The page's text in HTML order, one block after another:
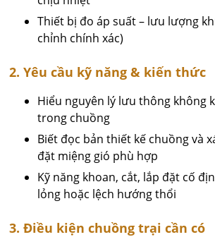
Thiết bị đo áp suất – lưu lượng
chỉnh chính xác)
2. Yêu cầu kỹ năng & kiến thức
Hiểu nguyên lý lưu thông không
trong chuồng
Biết đọc bản thiết kế chuồng và
đặt miệng gió phù hợp
Kỹ năng khoan, cắt, lắp đặt cố
lỏng hoặc lệch hướng thổi
3. Điều kiện chuồng trại cần có